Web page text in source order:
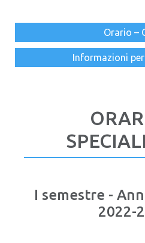
Orario –
Informazioni
I semestre -
2022-